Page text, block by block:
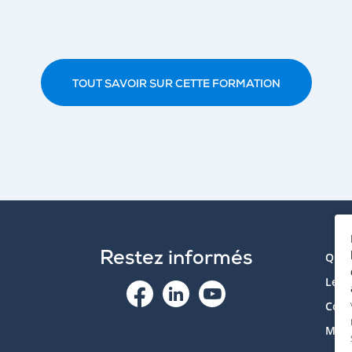
TOUT SAVOIR SUR CETTE FORMATION
Restez informés
Qui
Le